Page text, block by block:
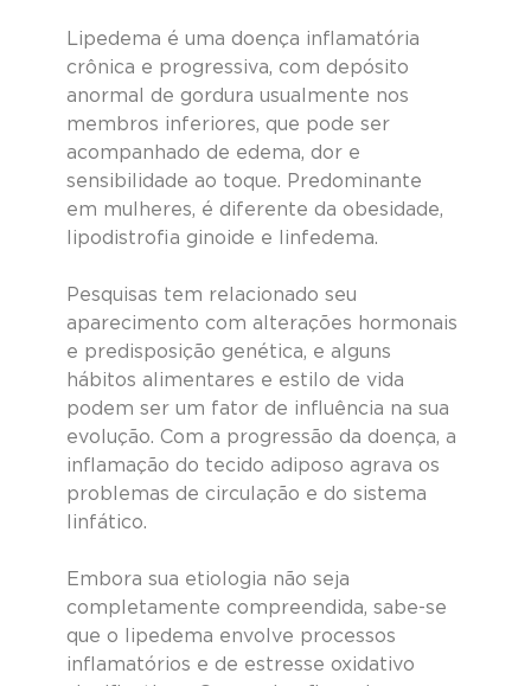
Lipedema é uma doença inflamatória
crônica e progressiva, com depósito
anormal de gordura usualmente nos
membros inferiores, que pode ser
acompanhado de edema, dor e
sensibilidade ao toque. Predominante
em mulheres, é diferente da obesidade,
lipodistrofia ginoide e linfedema.
Pesquisas tem relacionado seu
aparecimento com alterações hormonais
e predisposição genética, e alguns
hábitos alimentares e estilo de vida
podem ser um fator de influência na sua
evolução. Com a progressão da doença, a
inflamação do tecido adiposo agrava os
problemas de circulação e do sistema
linfático.
Embora sua etiologia não seja
completamente compreendida, sabe-se
que o lipedema envolve processos
inflamatórios e de estresse oxidativo